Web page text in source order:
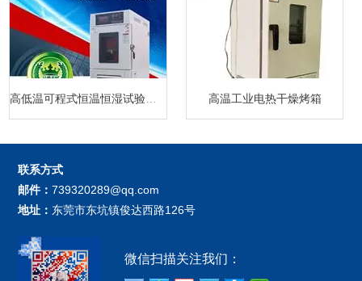
高温工业电热干燥烤箱
联系方式
邮件：739320289@qq.com
地址： 东莞市东坑镇俊达西路126号
微信扫描关注我们：